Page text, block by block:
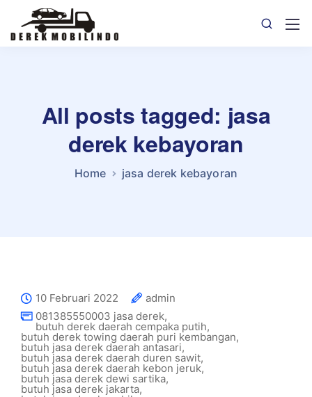
All posts tagged: jasa
derek kebayoran
Home jasa derek kebayoran
10 Februari 2022
admin
081385550003 jasa derek,
butuh derek daerah cempaka putih,
butuh derek towing daerah puri kembangan,
butuh jasa derek daerah antasari,
butuh jasa derek daerah duren sawit,
butuh jasa derek daerah kebon jeruk,
butuh jasa derek dewi sartika,
butuh jasa derek jakarta,